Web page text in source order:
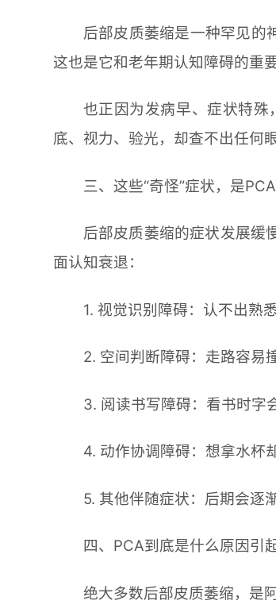
后部皮质萎缩是一种罕见的
这也是它和老年期认知障碍的重要
也正因为发病早、症状特
底、视力、验光，却查不出任何
三、这些“奇怪”症状，是
后部皮质萎缩的症状发展缓
面认知衰退：
1. 视觉识别障碍：认不出熟
2. 空间判断障碍：走路容易
3. 阅读书写障碍：看书时字
4. 动作协调障碍：想拿水杯
5. 其他伴随症状：后期会逐
四、PCA到底是什么原因引
绝大多数后部皮质萎缩，是